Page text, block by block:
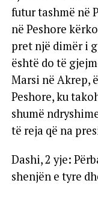
futur tashmë në
në Peshore
pret një dimër i
është do të
Marsi në Akrep,
Peshore, ku
shumë
të reja që na
Dashi, 2 yje:
shenjën e tyre